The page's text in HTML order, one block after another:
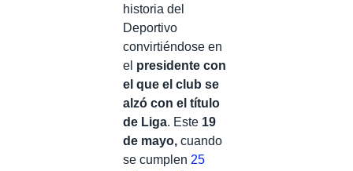
historia del
Deportivo
convirtiéndose en
el presidente con
el que el club se
alzó con el título
de Liga. Este 19
de mayo, cuando
se cumplen 25